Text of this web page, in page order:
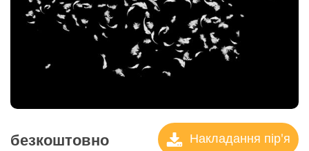
безкоштовно Накладання пір'я